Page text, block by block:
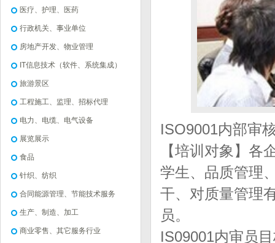
医疗、护理、医药
行政机关、事业单位
房地产开发、物业管理
IT信息技术（软件、系统集成）
旅游景区
工程施工、监理、招标代理
电力、电缆、电气设备
展览展示
食品
针织、纺织
合同能源管理、节能技术服务
生产、制造、加工
商业零售、其它服务行业
ISO9001内部审
【培训对象】各
学生、品质管理
干、对质量管理
员。
IS09001内审员